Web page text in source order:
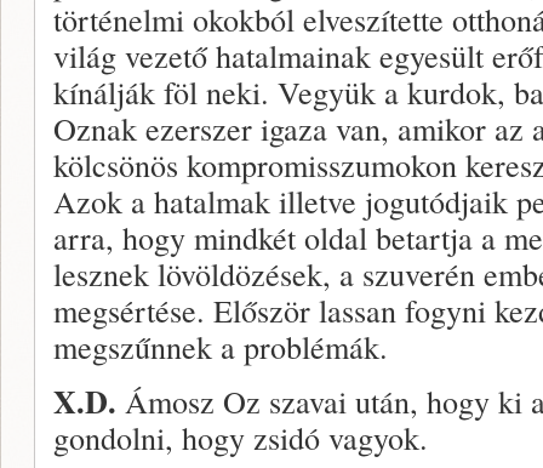
történelmi okokból elveszítette
világ vezető hatalmainak egyesült
kínálják föl neki. Vegyük a kurdok,
Oznak ezerszer igaza van, amikor
kölcsönös kompromisszumokon
Azok a hatalmak illetve jogutódjaik
arra, hogy mindkét oldal betartja a
lesznek lövöldözések, a szuverén
megsértése. Először lassan fogyni
megszűnnek a problémák.
X.D. Ámosz Oz szavai után, hogy ki
gondolni, hogy zsidó vagyok.